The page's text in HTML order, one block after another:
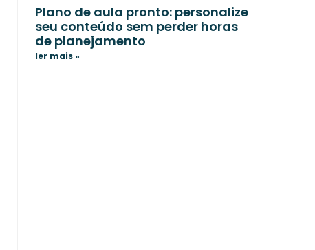
Plano de aula pronto: personalize
seu conteúdo sem perder horas
de planejamento
ler mais »